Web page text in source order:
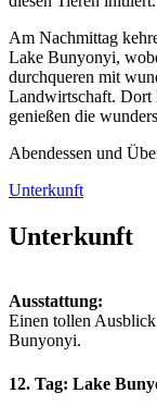
Am Nachmittag
Lake Bunyonyi,
durchqueren mit
Landwirtschaft. Dort
genießen die
Abendessen und
Unterkunft
Unterkunft
Ausstattung:
Einen tollen
Bunyonyi.
12. Tag: Lake